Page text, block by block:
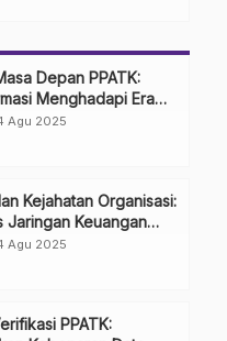
Depan PPATK:
Menghadapi Era
Agu 2025
Kejahatan Organisasi:
Jaringan Keuangan
Agu 2025
PPATK: